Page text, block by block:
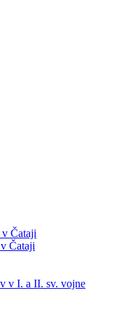
Čataji
Čataji
v I. a II. sv. vojne